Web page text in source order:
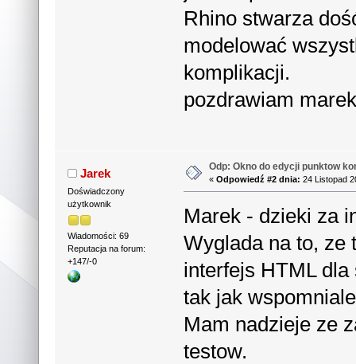
Rhino stwarza
modelować
komplikacji.
pozdrawiam
Jarek
Doświadczony
użytkownik
Wiadomości: 69
Reputacja na forum:
+147/-0
Odp: Okno do edycji punktow
«Odpowiedź #2 dnia: 24 Listopad
Marek - dzieki za
Wyglada na to, ze
interfejs HTML
tak jak
Mam nadzieje ze
testow.